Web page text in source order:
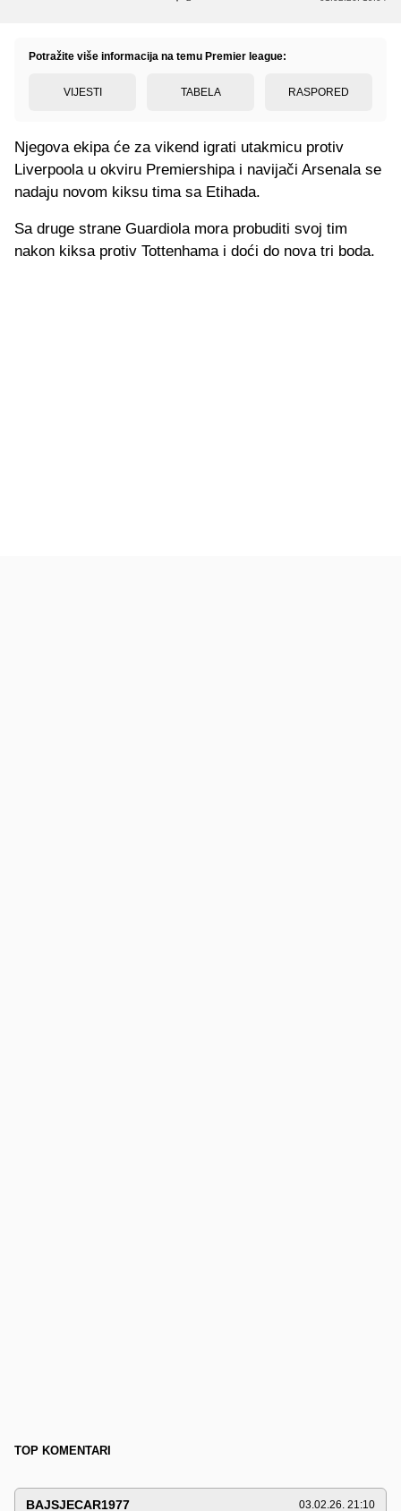
Potražite više informacija na temu Premier league:
VIJESTI TABELA RASPORED
Njegova ekipa će za vikend igrati utakmicu protiv
Liverpoola u okviru Premiershipa i navijači Arsenala se
nadaju novom kiksu tima sa Etihada.
Sa druge strane Guardiola mora probuditi svoj tim
nakon kiksa protiv Tottenhama i doći do nova tri boda.
TOP KOMENTARI
BAJSJECAR1977 03.02.26. 21:10